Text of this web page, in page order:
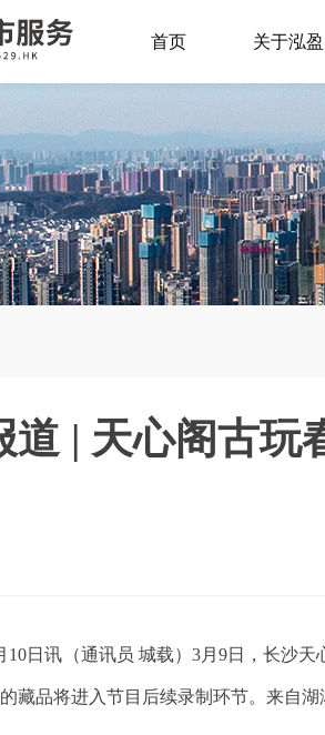
首页 关于泓盈
道 | 天心阁古玩
10日讯（通讯员 城载）3月9日，长沙
藏品将进入节目后续录制环节。来自